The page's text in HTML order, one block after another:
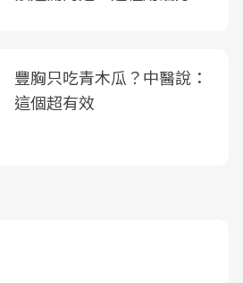
豐胸只吃青木瓜？中醫說：
這個超有效